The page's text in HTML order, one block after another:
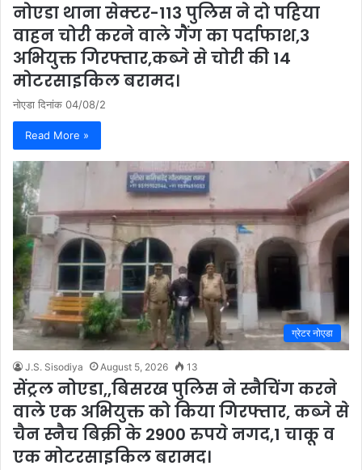
नोएडा थाना सेक्टर-113 पुलिस ने दो पहिया
वाहन चोरी करने वाले गैंग का पर्दाफाश,3
अभियुक्त गिरफ्तार,कब्जे से चोरी की 14
मोटरसाइकिल बरामद।
नोएडा दिनांक 04/08/2
Read More »
ग्रेटर नोएडा
J.S. Sisodiya August 5, 2026 13
सेंट्रल नोएडा,,बिसरख पुलिस ने स्नैचिंग करने
वाले एक अभियुक्त को किया गिरफ्तार, कब्जे से
चैन स्नैच बिक्री के 2900 रुपये नगद,1 चाकू व
एक मोटरसाइकिल बरामद।